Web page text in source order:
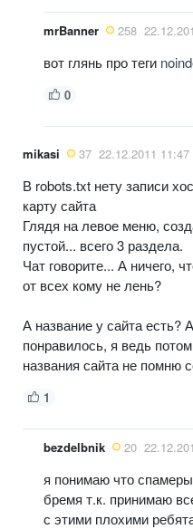
mrBanner 258
вот глянь про теги
0
mikasi 37 22.12.2011 11:47
В robots.txt нету записи
карту сайта
Глядя на левое меню,
пустой... всего 3 раздела.
Чат говорите... А ничего,
от всех кому не лень?
А название у сайта есть?
понравилось, я ведь
названия сайта не помню
1
bezdelbnik 20
я понимаю что спамеры
бремя т.к. принимаю
с этими плохими